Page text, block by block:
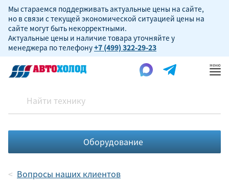
Мы стараемся поддерживать актуальные цены на сайте,
но в связи с текущей экономической ситуацией цены на
сайте могут быть некорректными.
Актуальные цены и наличие товара уточняйте у
менеджера по телефону+7 (499) 322-29-23
Оборудование
Вопросы наших клиентов